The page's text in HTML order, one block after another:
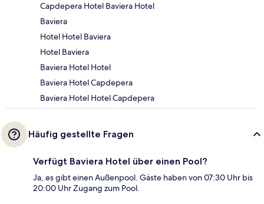
Capdepera Hotel Baviera Hotel
Baviera
Hotel Hotel Baviera
Hotel Baviera
Baviera Hotel Hotel
Baviera Hotel Capdepera
Baviera Hotel Hotel Capdepera
Häufig gestellte Fragen
Verfügt Baviera Hotel über einen Pool?
Ja, es gibt einen Außenpool. Gäste haben von 07:30 Uhr bis
20:00 Uhr Zugang zum Pool.